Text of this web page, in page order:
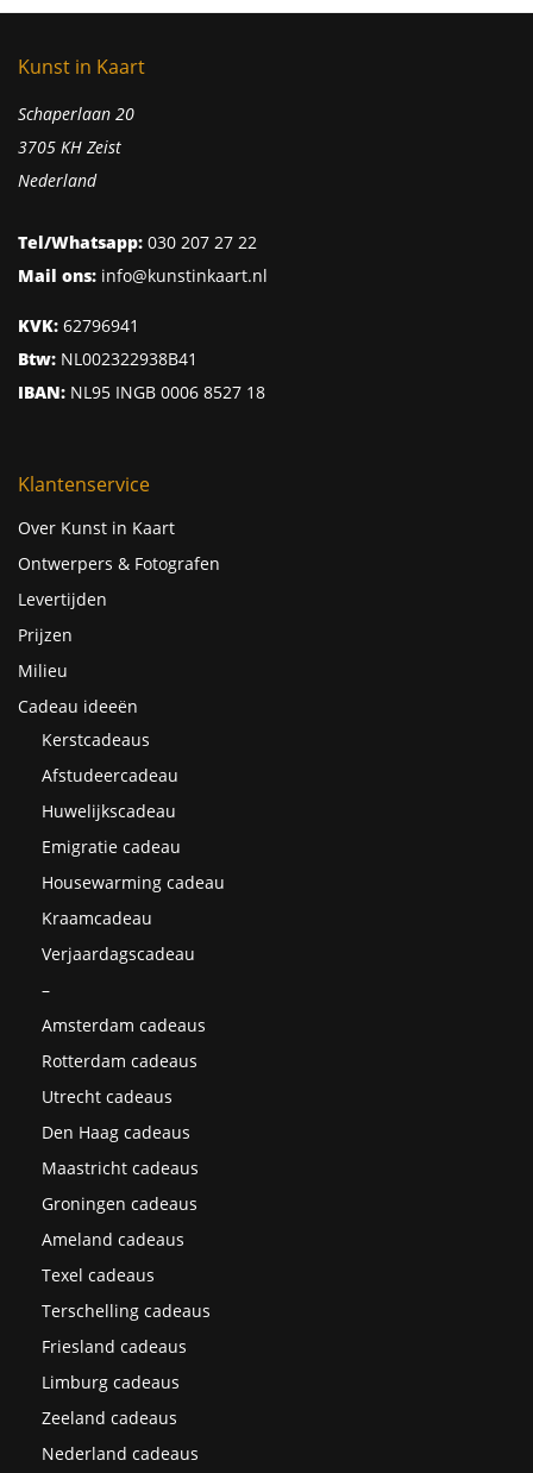
Kunst in Kaart
Schaperlaan 20
3705 KH Zeist
Nederland
Tel/Whatsapp: 030 207 27 22
Mail ons: info@kunstinkaart.nl
KVK: 62796941
Btw: NL002322938B41
IBAN: NL95 INGB 0006 8527 18
Klantenservice
Over Kunst in Kaart
Ontwerpers & Fotografen
Levertijden
Prijzen
Milieu
Cadeau ideeën
Kerstcadeaus
Afstudeercadeau
Huwelijkscadeau
Emigratie cadeau
Housewarming cadeau
Kraamcadeau
Verjaardagscadeau
–
Amsterdam cadeaus
Rotterdam cadeaus
Utrecht cadeaus
Den Haag cadeaus
Maastricht cadeaus
Groningen cadeaus
Ameland cadeaus
Texel cadeaus
Terschelling cadeaus
Friesland cadeaus
Limburg cadeaus
Zeeland cadeaus
Nederland cadeaus